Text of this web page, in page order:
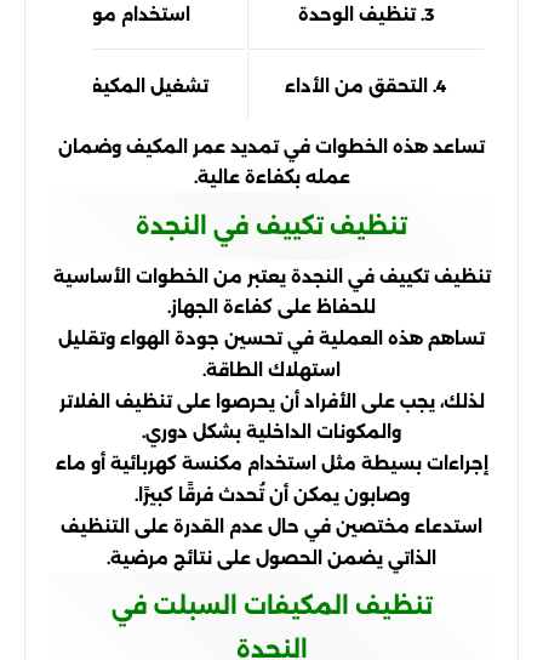
3. تنظيف الوحدة استخدام مواد تنظيف
4. التحقق من الأداء تشغيل المكيف والتأكد
تساعد هذه الخطوات في تمديد عمر المكيف وضمان
عمله بكفاءة عالية.
تنظيف تكييف في النجدة
تنظيف تكييف في النجدة يعتبر من الخطوات الأساسية
للحفاظ على كفاءة الجهاز.
تساهم هذه العملية في تحسين جودة الهواء وتقليل
استهلاك الطاقة.
لذلك، يجب على الأفراد أن يحرصوا على تنظيف الفلاتر
والمكونات الداخلية بشكل دوري.
إجراءات بسيطة مثل استخدام مكنسة كهربائية أو ماء
وصابون يمكن أن تُحدث فرقًا كبيرًا.
استدعاء مختصين في حال عدم القدرة على التنظيف
الذاتي يضمن الحصول على نتائج مرضية.
تنظيف المكيفات السبلت في
النجدة